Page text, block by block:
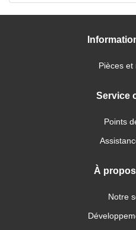
Pièces et
Service
Points
À
Notre